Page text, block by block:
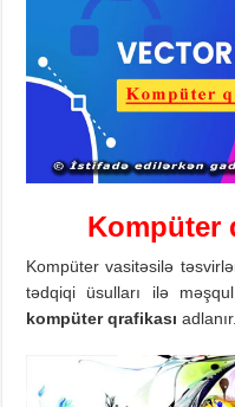
Kompüter
Kompüter vasitəsilə
tədqiqi üsulları ilə
kompüterqrafikası adlanır.